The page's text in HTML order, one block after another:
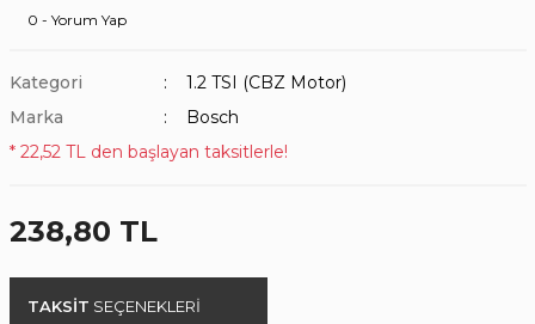
0 - Yorum Yap
Kategori
1.2 TSI (CBZ Motor)
Marka
Bosch
* 22,52 TL den başlayan taksitlerle!
238,80 TL
TAKSİT SEÇENEKLERİ